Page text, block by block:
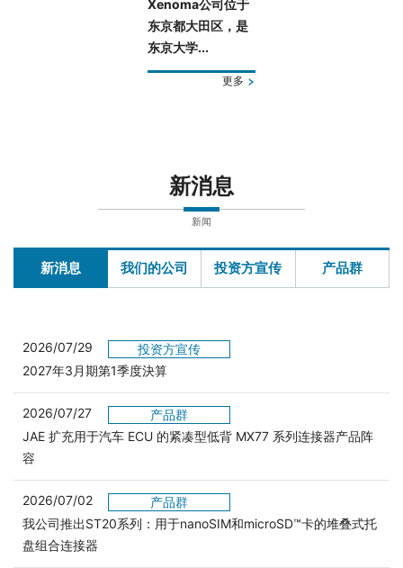
Xenoma公司位于
东京都大田区，是
东京大学...
更多
新消息
新闻
新消息 我们的公司 投资方宣传 产品群
2026/07/29
投资方宣传
2027年3月期第1季度決算
2026/07/27
产品群
JAE 扩充用于汽车 ECU 的紧凑型低背 MX77 系列连接器产品阵
容
2026/07/02
产品群
我公司推出ST20系列：用于nanoSIM和microSD™卡的堆叠式托
盘组合连接器